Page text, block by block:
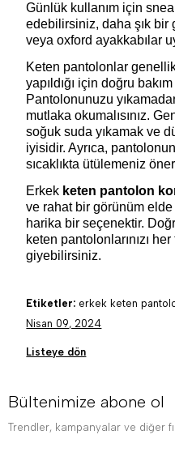
Günlük kullanım için
edebilirsiniz, daha şık
veya oxford ayakkabılar
Keten pantolonlar
yapıldığı için doğru
Pantolonunuzu
mutlaka okumalısınız.
soğuk suda yıkamak ve
iyisidir. Ayrıca,
sıcaklıkta ütülemeniz
Erkek keten pantolon
ve rahat bir görünüm
harika bir seçenektir.
keten pantolonlarınızı
giyebilirsiniz.
Etiketler: erkek keten
Nisan 09, 2024
Listeye dön
Bültenimize abone ol
Trendler, kampanyalar ve diğer